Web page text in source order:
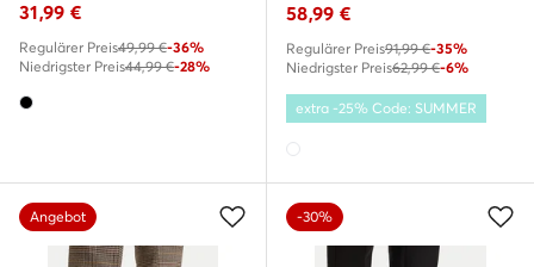
31,99 €
Regulärer Preis49,99 €-36%
Niedrigster Preis44,99 €-28%
58,99 €
Regulärer Preis91,99 €-35%
Niedrigster Preis62,99 €-6%
extra -25% Code: SUMMER
Angebot -30%